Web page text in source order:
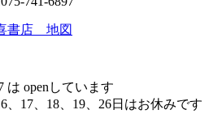
は openしています
、17、18、19、26日はお休みです